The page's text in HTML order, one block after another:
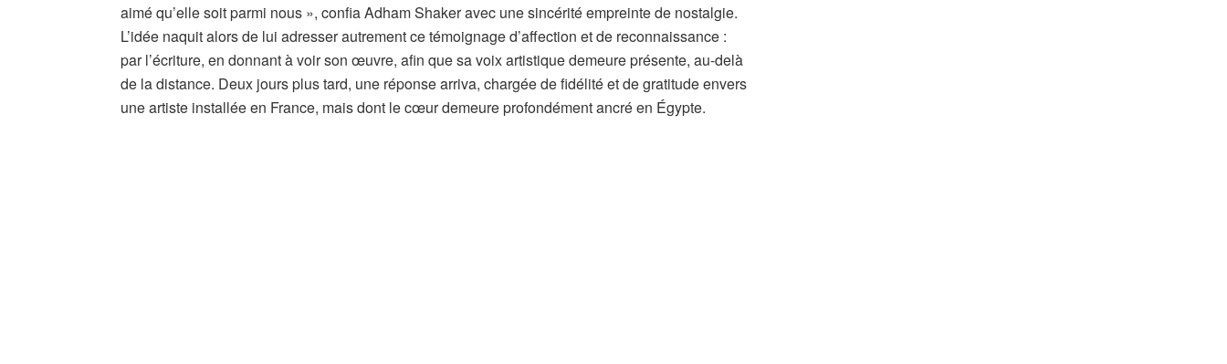
aimé qu’elle soit parmi nous », confia Adham Shaker avec une sincérité empreinte de nostalgie.
L’idée naquit alors de lui adresser autrement ce témoignage d’affection et de reconnaissance :
par l’écriture, en donnant à voir son œuvre, afin que sa voix artistique demeure présente, au-delà
de la distance. Deux jours plus tard, une réponse arriva, chargée de fidélité et de gratitude envers
une artiste installée en France, mais dont le cœur demeure profondément ancré en Égypte.